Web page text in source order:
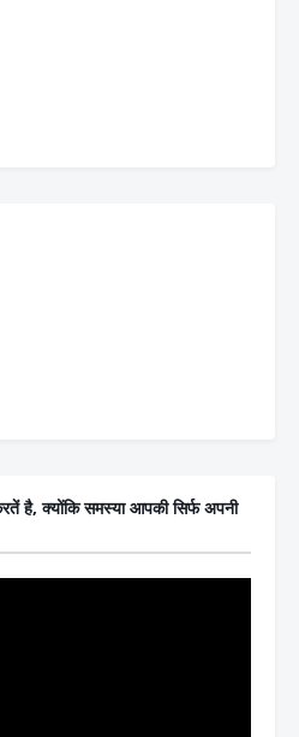
है, क्योंकि समस्या आपकी सिर्फ अपनी